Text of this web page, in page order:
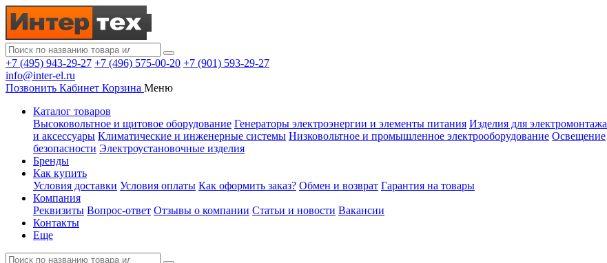
+7 (495) 943-29-27 +7 (496) 575-00-20 +7 (901) 593-29-27
info@inter-el.ru
Позвонить Кабинет Корзина Меню
Каталог товаров
Высоковольтное и щитовое оборудование Генераторы электроэнергии и элементы питания Изделия для электромонтажа
и аксессуары Климатические и инженерные системы Низковольтное и промышленное электрооборудование Освещение
безопасности Электроустановочные изделия
Бренды
Как купить
Условия доставки Условия оплаты Как оформить заказ? Обмен и возврат Гарантия на товары
Компания
Реквизиты Вопрос-ответ Отзывы о компании Статьи и новости Вакансии
Контакты
Еще